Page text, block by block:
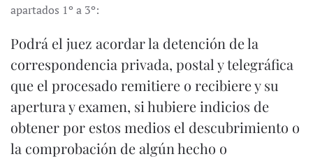
apartados 1º a 3º:
Podrá el juez acordar la detención de la
correspondencia privada, postal y telegráfica
que el procesado remitiere o recibiere y su
apertura y examen, si hubiere indicios de
obtener por estos medios el descubrimiento o
la comprobación de algún hecho o